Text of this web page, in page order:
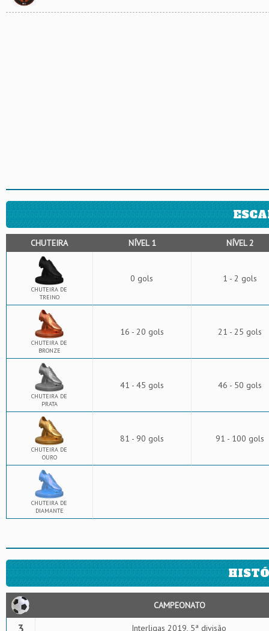
CHUTEIRA NÍVEL 1 NÍVEL 2
CHUTEIRA DE
TREINO
0 gols 1 - 2 gols
CHUTEIRA DE
BRONZE
16 - 20 gols 21 - 25 gols
CHUTEIRA DE
PRATA
41 - 45 gols 46 - 50 gols
CHUTEIRA DE
OURO
81 - 90 gols 91 - 100 gols
CHUTEIRA DE
DIAMANTE
CAMPEONATO
Interligas 2019, 5ª divisão